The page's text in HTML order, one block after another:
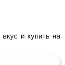
и купить на